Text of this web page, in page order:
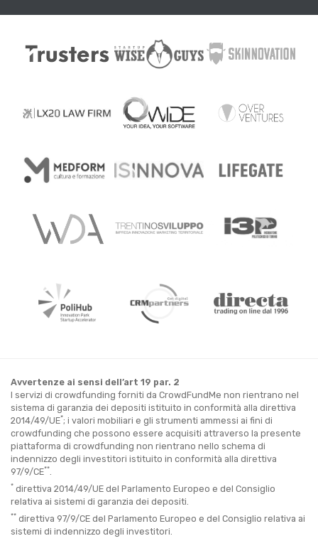
Avvertenze ai sensi dell’art 19 par. 2
I servizi di crowdfunding forniti da CrowdFundMe non rientrano nel
sistema di garanzia dei depositi istituito in conformità alla direttiva
2014/49/UE*; i valori mobiliari e gli strumenti ammessi ai fini di
crowdfunding che possono essere acquisiti attraverso la presente
piattaforma di crowdfunding non rientrano nello schema di
indennizzo degli investitori istituito in conformità alla direttiva
97/9/CE**
* direttiva 2014/49/UE del Parlamento Europeo e del Consiglio
relativa ai sistemi di garanzia dei depositi.
** direttiva 97/9/CE del Parlamento Europeo e del Consiglio relativa ai
sistemi di indennizzo degli investitori.